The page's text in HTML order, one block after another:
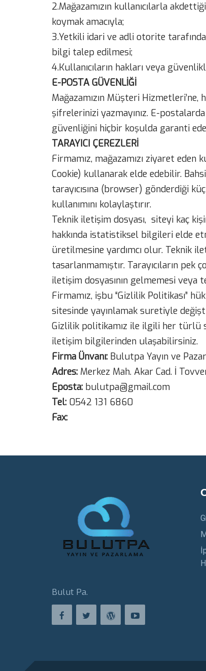
2.Mağazamızın kullanıcılarla
koymak amacıyla;
3.Yetkili idari ve adli otorite
bilgi talep edilmesi;
4.Kullanıcıların hakları veya
E-POSTA GÜVENLİĞİ
Mağazamızın Müşteri
şifrelerinizi yazmayınız. E-
güvenliğini hiçbir koşulda garanti
TARAYICI ÇEREZLERİ
Firmamız, mağazamızı ziyaret eden
Cookie) kullanarak elde edebilir.
tarayıcısına (browser) gönderdiği
kullanımını kolaylaştırır.
Teknik iletişim dosyası, siteyi kaç
hakkında istatistiksel bilgileri elde
üretilmesine yardımcı olur. Teknik
tasarlanmamıştır. Tarayıcıların
iletişim dosyasının gelmemesi veya
Firmamız, işbu “Gizlilik Politikası”
sitesinde yayınlamak suretiyle
Gizlilik politikamız ile ilgili her türlü
iletişim bilgilerinden ulaşabilirsiniz.
Firma Ünvanı: Bulutpa Yayın ve
Adres: Merkez Mah. Akar Cad. İ
Eposta: bulutpa@gmail.com
Tel: 0542 131 6860
Fax:
Bulut Pa.